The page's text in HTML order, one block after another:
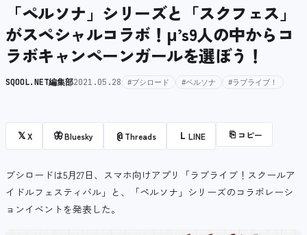
「ペルソナ」シリーズと「スクフェス」
がスペシャルコラボ！μ’s9人の中からコ
ラボキャンペーンガールを選ぼう！
SQOOL.NET編集部2021.05.28 #ブシロード #ペルソナ #ラブライブ！
𝕏X 🦋Bluesky @ Threads L LINE ⎘ コピー
ブシロードは5月27日、スマホ向けアプリ「ラブライブ！スクールア
イドルフェスティバル」と、「ペルソナ」シリーズのコラボレーシ
ョンイベントを発表した。